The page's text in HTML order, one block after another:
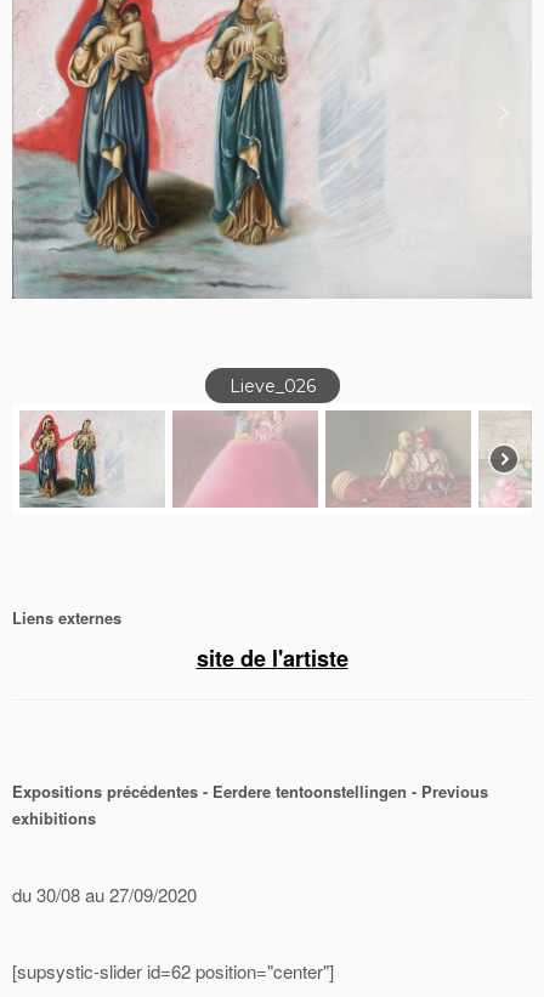
Lieve_026
Liens externes
site de l'artiste
Expositions précédentes - Eerdere tentoonstellingen - Previous
exhibitions
du 30/08 au 27/09/2020
[supsystic-slider id=62 position="center"]